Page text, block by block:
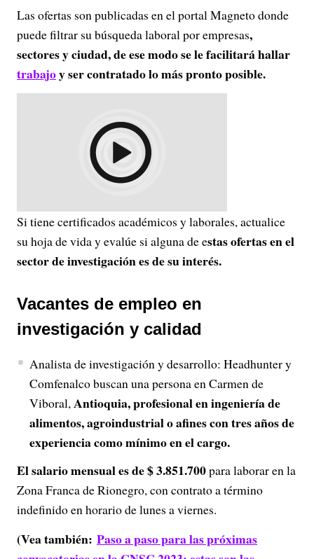
Las ofertas son publicadas en el portal Magneto donde
puede filtrar su búsqueda laboral por empresas,
sectores y ciudad, de ese modo se le facilitará hallar
trabajoy ser contratado lo más pronto posible.
Si tiene certificados académicos y laborales, actualice
su hoja de vida y evalúe si alguna de estas ofertas en el
sector de investigación es de su interés.
Vacantes de empleo en
investigación y calidad
Analista de investigación y desarrollo: Headhunter y
Comfenalco buscan una persona en Carmen de
Viboral,Antioquia, profesional en ingeniería de
alimentos, agroindustrial o afines con tres años de
experiencia como mínimo en el cargo.
El salario mensual es de $ 3.851.700para laborar en la
Zona Franca de Rionegro, con contrato a término
indefinido en horario de lunes a viernes.
(Vea también: Paso a paso para las próximas